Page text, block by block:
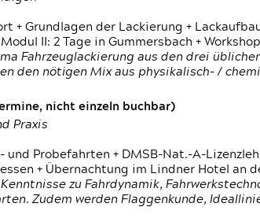
+ Grundlagen der Lackierung +
II: 2 Tage in Gummersbach +
Fahrzeuglackierung aus den drei
den nötigen Mix aus physikalisch- /
nicht einzeln buchbar)
Praxis
Probefahrten + DMSB-Nat.-A-
+ Übernachtung im Lindner Hotel an
zu Fahrdynamik,
Zudem werden Flaggenkunde,